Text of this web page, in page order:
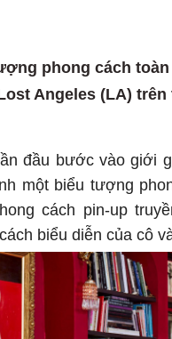
phong cách
Angeles (LA)
đầu bước vào giới
một biểu tượng
cách pin-up
biểu diễn của cô